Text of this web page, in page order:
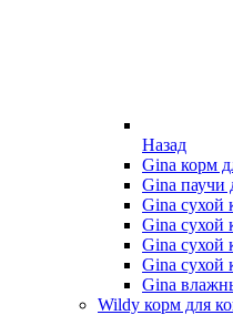
Назад
Gina корм
Gina паучи
Gina сухой
Gina сухой
Gina сухой
Gina сухой
Gina
Wildy корм для